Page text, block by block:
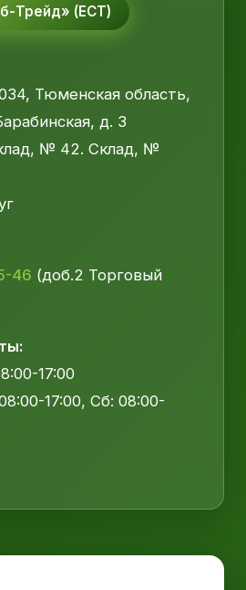
Трейд» (ЕСТ)
Тюменская область,
д. 3
№ 42. Склад, №
46 (доб.2 Торговый
17:00
17:00, Сб: 08:00-